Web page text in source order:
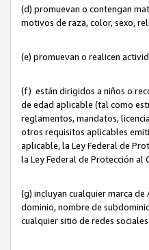
(d) promuevan o contengan
motivos de raza, color, sexo,
(e) promuevan o realicen
(f) están dirigidos a niños o
de edad aplicable (tal como
reglamentos, mandatos,
otros requisitos aplicables
aplicable, la Ley Federal de
la Ley Federal de Protección
(g) incluyan cualquier marca
dominio, nombre de
cualquier sitio de redes